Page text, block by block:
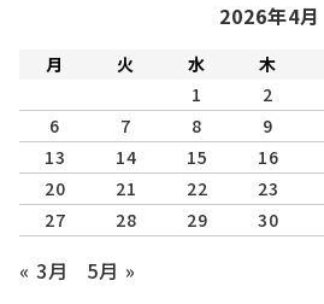
2026年4月
月 火 水 木
1
2
6
7 8 9
13
14 15 16
20
21 22 23
27
28 29 30
« 3月 5月 »